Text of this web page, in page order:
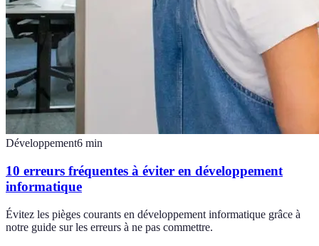
Développement6 min
10 erreurs fréquentes à éviter en développement
informatique
Évitez les pièges courants en développement informatique grâce à
notre guide sur les erreurs à ne pas commettre.